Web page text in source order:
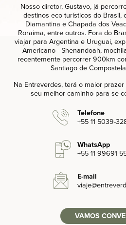
Nosso diretor, Gustavo, já
destinos eco turísticos do Brasil,
Diamantina e Chapada dos
Roraima, entre outros. Fora do
viajar para Argentina e Uruguai,
Americano - Shenandoah,
recentemente percorrer 900km
Santiago de
Na Entreverdes, terá o maior
seu melhor caminho para se
Telefone
+55 11 5039-
WhatsApp
+55 11 99691-
E-mail
viaje
VAMOS